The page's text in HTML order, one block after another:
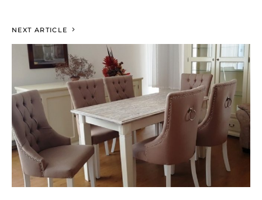
NEXT ARTICLE